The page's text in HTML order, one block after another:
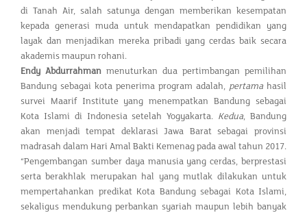
di Tanah Air, salah satunya dengan memberikan kesempatan
kepada generasi muda untuk mendapatkan pendidikan yang
layak dan menjadikan mereka pribadi yang cerdas baik secara
akademis maupun rohani.
Endy Abdurrahman menuturkan dua pertimbangan pemilihan
Bandung sebagai kota penerima program adalah, pertama hasil
survei Maarif Institute yang menempatkan Bandung sebagai
Kota Islami di Indonesia setelah Yogyakarta. Kedua, Bandung
akan menjadi tempat deklarasi Jawa Barat sebagai provinsi
madrasah dalam Hari Amal Bakti Kemenag pada awal tahun 2017.
“Pengembangan sumber daya manusia yang cerdas, berprestasi
serta berakhlak merupakan hal yang mutlak dilakukan untuk
mempertahankan predikat Kota Bandung sebagai Kota Islami,
sekaligus mendukung perbankan syariah maupun lebih banyak